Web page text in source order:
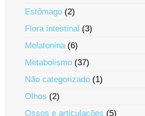
Estômago (2)
Flora intestinal (3)
Melatonina(6)
Metabolismo (37)
Não categorizado (1)
Olhos (2)
Ossos e articulações (5)